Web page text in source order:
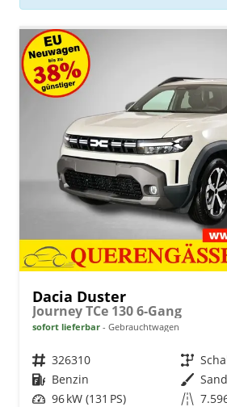
Dacia Duster
Journey TCe 130 6-Gang
sofort lieferbar Gebrauchtwagen
Fahrzeugnr. 326310 Getriebe
Kraftstoff Benzin Außenfarbe
Leistung 96 kW (131 PS) Kilometerstand